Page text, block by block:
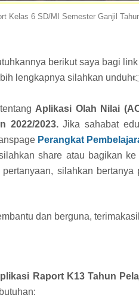
Kelas 6 SD/MI Semester Ganjil
berikut saya bagi
lengkapnya silahkan
Aplikasi Olah Nilai
2022/2023.Jika sahabat
Perangkat
share atau bagikan
silahkan bertanya
dan berguna,
Raport K13 Tahun